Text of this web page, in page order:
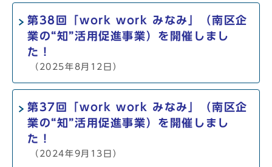
第38回「work work みなみ」（南区企
業の“知”活用促進事業）を開催しまし
た！
（2025年8月12日）
第37回「work work みなみ」（南区企
業の“知”活用促進事業）を開催しまし
た！
（2024年9月13日）